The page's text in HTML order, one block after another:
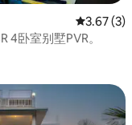
28 条评价
平均评分
3.67 (3)
4卧室别墅PVR。